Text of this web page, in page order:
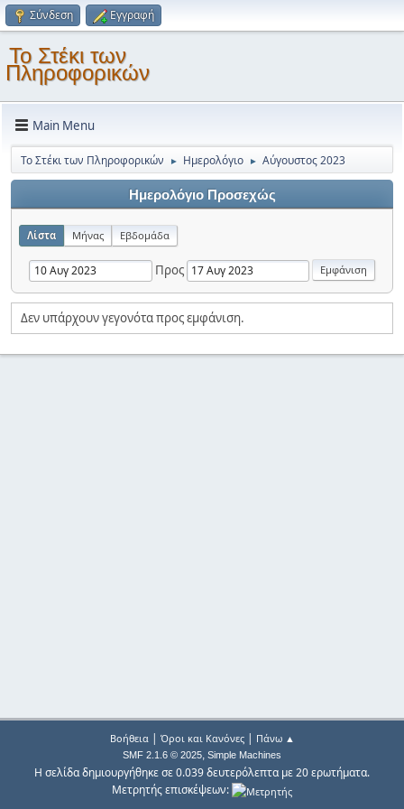
Σύνδεση Εγγραφή
Το Στέκι των
Πληροφορικών
Main Menu
Το Στέκι των Πληροφορικών ► Ημερολόγιο ► Αύγουστος 2023
Ημερολόγιο Προσεχώς
Λίστα Μήνας Εβδομάδα
Προς
Δεν υπάρχουν γεγονότα προς εμφάνιση.
Βοήθεια| Όροι και Κανόνες| Πάνω ▲
SMF 2.1.6 © 2025, Simple Machines
Η σελίδα δημιουργήθηκε σε 0.039 δευτερόλεπτα με 20 ερωτήματα.
Μετρητής επισκέψεων: